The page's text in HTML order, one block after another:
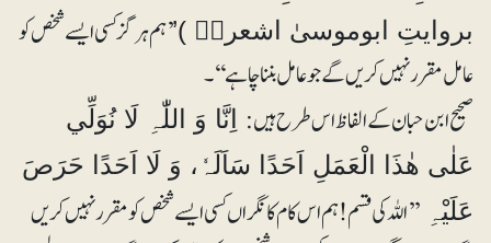
بروایتِ ابوموسیٰ اشعریؓ )’’ہم ہرگز کسی ایسے شخص کو
عامل مقرر نہیں کریں گے جو عامل بننا چاہے‘‘۔
صحیح ابن حبان کے الفاظ اس طرح ہیں:اِنَّا وَ اللّٰہِ لَا نُوَلِّي
عَلٰی ھٰذَا الْعَمَلِ اَحَدًا سَاَلَہٗ، وَ لَا اَحَدًا حَرَصَ
عَلَیْہِ ’’اللہ کی قسم ! ہم اس کام کا نگراں کسی ایسے شخص کو مقرر نہیں کریں